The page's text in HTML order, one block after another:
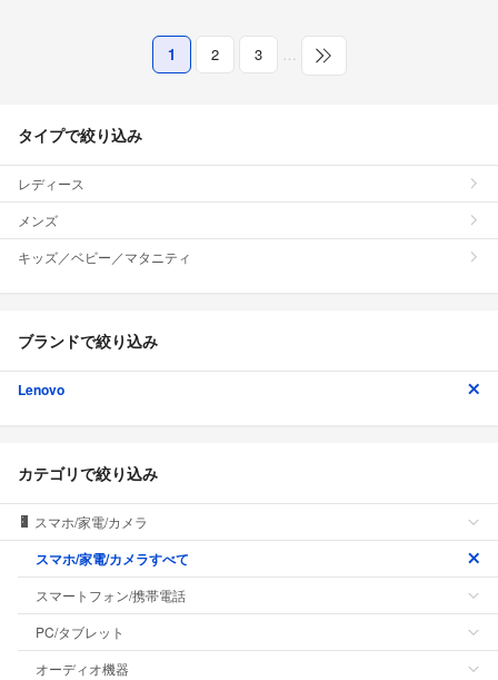
1 2 3 …
タイプで絞り込み
レディース
メンズ
キッズ／ベビー／マタニティ
ブランドで絞り込み
Lenovo
カテゴリで絞り込み
スマホ/家電/カメラ
スマホ/家電/カメラすべて
スマートフォン/携帯電話
PC/タブレット
オーディオ機器